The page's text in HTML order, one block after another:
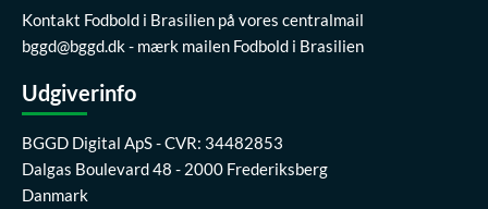
Kontakt Fodbold i Brasilien på vores centralmail
bggd@bggd.dk- mærk mailen Fodbold i Brasilien
Udgiverinfo
BGGD Digital ApS - CVR: 34482853
Dalgas Boulevard 48 - 2000 Frederiksberg
Danmark